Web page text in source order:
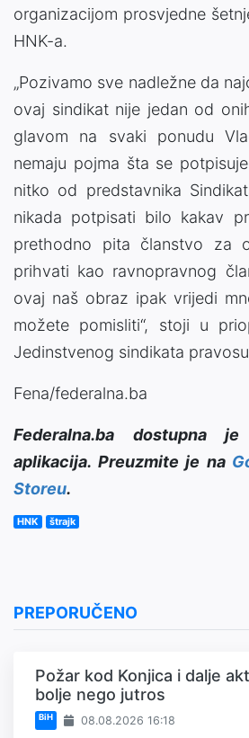
organizacijom prosvjedne
HNK-a.
„Pozivamo sve nadležne da
ovaj sindikat nije jedan od
glavom na svaki ponudu
nemaju pojma šta se
nitko od predstavnika
nikada potpisati bilo kakav
prethodno pita članstvo za
prihvati kao ravnopravnog
ovaj naš obraz ipak vrijedi
možete pomisliti“, stoji u
Jedinstvenog sindikata
Fena/federalna.ba
Federalna.ba dostupna
aplikacija. Preuzmite je na
Storeu.
HNK štrajk
PREPORUČENO
Požar kod Konjica i dalje
bolje nego jutros
BiH 08.08.2026 16:18